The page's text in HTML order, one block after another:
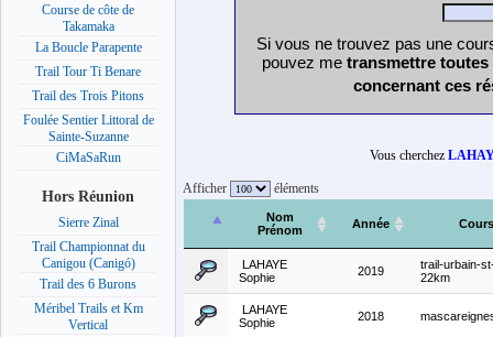
Course de côte de
Takamaka
La Boucle Parapente
Trail Tour Ti Benare
Trail des Trois Pitons
Foulée Sentier Littoral de
Sainte-Suzanne
CiMaSaRun
Hors Réunion
Sierre Zinal
Trail Championnat du
Canigou (Canigó)
Trail des 6 Burons
Méribel Trails et Km
Vertical
Si vous ne trouvez pas une
pouvez me transmettre
concernant ces
Vous cherchez
Afficher éléments
Nom
Prénom
Année
LAHAYE
Sophie
2019
trail-urbain-
22km
LAHAYE
Sophie
2018